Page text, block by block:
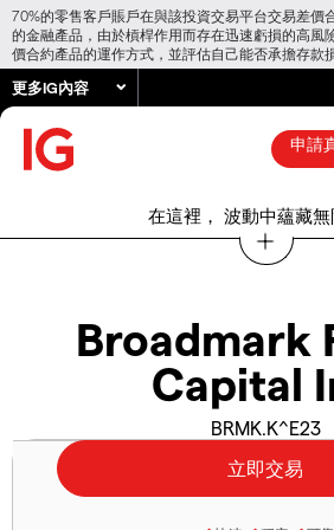
70%的零售客戶賬戶在與該投資交易平台交易差價
的金融產品，由於槓桿作用而存在迅速虧損的高風
價合約產品的運作方式，並評估自己能否承擔存款
更多IG內容
申請
在這裡， 波動中蘊藏無
Broadmark
Capital
BRMK.K^E23